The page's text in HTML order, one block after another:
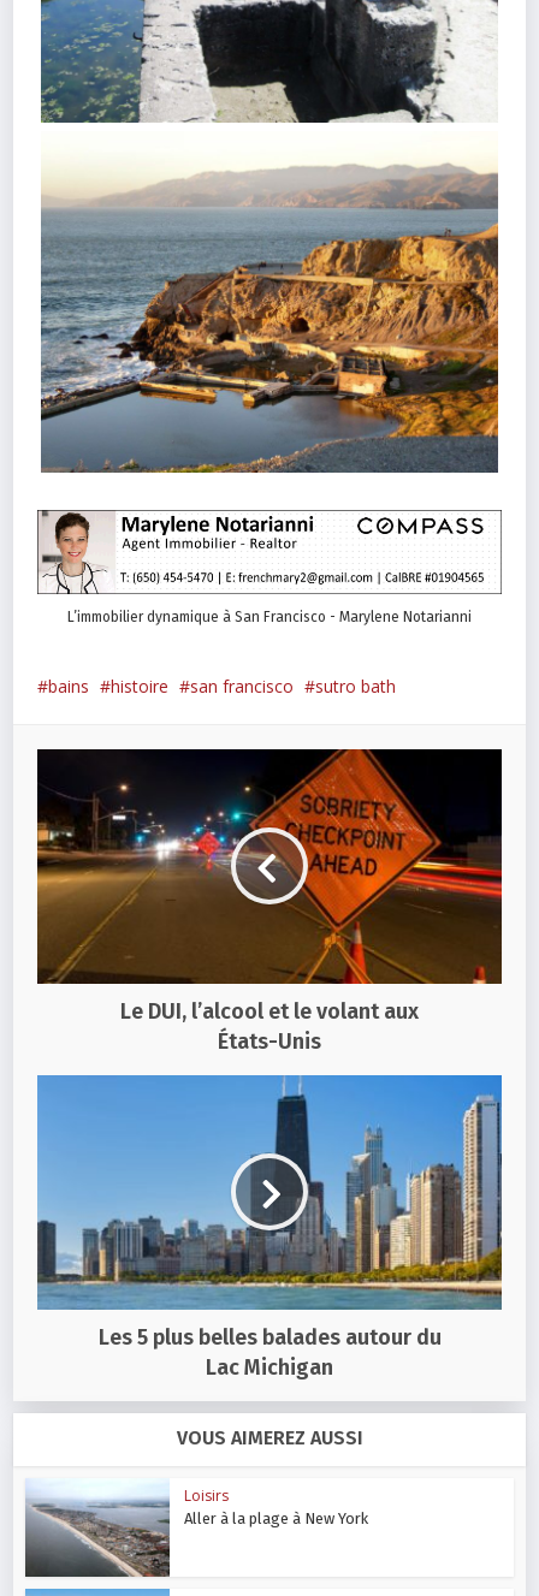
L’immobilier dynamique à San Francisco - Marylene Notarianni
bains histoire san francisco sutro bath
Le DUI, l’alcool et le volant aux
États-Unis
Les 5 plus belles balades autour du
Lac Michigan
VOUS AIMEREZ AUSSI
Loisirs
Aller à la plage à New York